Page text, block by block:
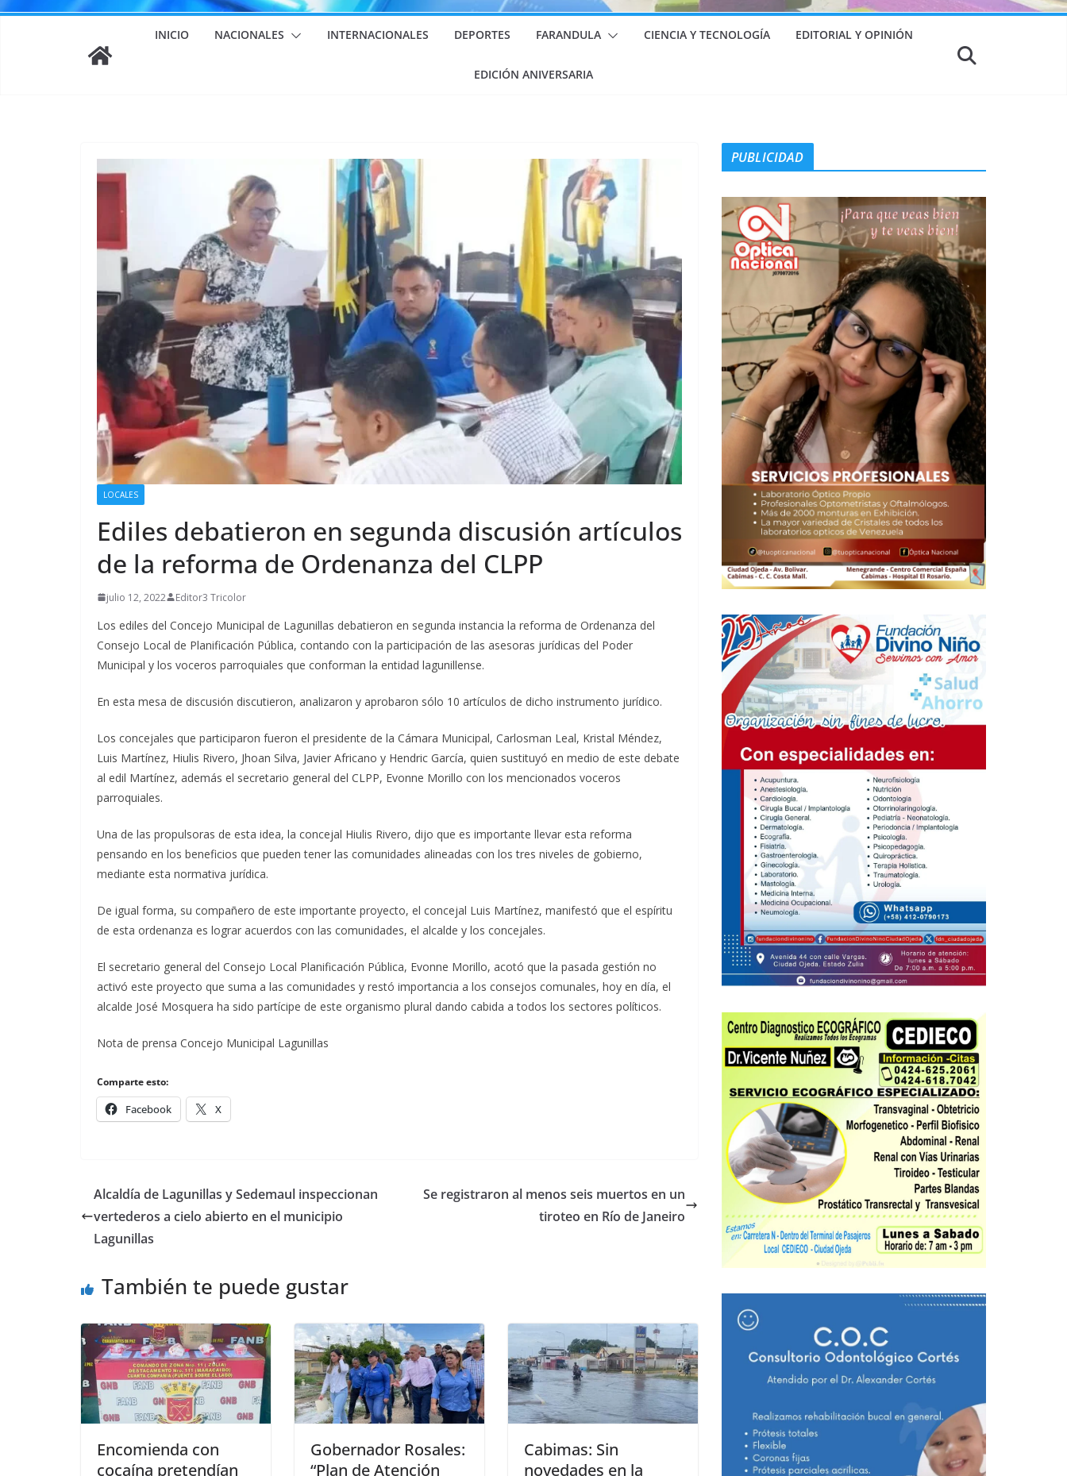
INICIO NACIONALES INTERNACIONALES DEPORTES FARANDULA CIENCIA Y TECNOLOGÍA EDITORIAL Y OPINIÓN
EDICIÓN ANIVERSARIA
LOCALES
Ediles debatieron en segunda discusión artículos
de la reforma de Ordenanza del CLPP
julio 12, 2022 Editor3 Tricolor
Los ediles del Concejo Municipal de Lagunillas debatieron en segunda instancia la reforma de Ordenanza del
Consejo Local de Planificación Pública, contando con la participación de las asesoras jurídicas del Poder
Municipal y los voceros parroquiales que conforman la entidad lagunillense.
En esta mesa de discusión discutieron, analizaron y aprobaron sólo 10 artículos de dicho instrumento jurídico.
Los concejales que participaron fueron el presidente de la Cámara Municipal, Carlosman Leal, Kristal Méndez,
Luis Martínez, Hiulis Rivero, Jhoan Silva, Javier Africano y Hendric García, quien sustituyó en medio de este debate
al edil Martínez, además el secretario general del CLPP, Evonne Morillo con los mencionados voceros
parroquiales.
Una de las propulsoras de esta idea, la concejal Hiulis Rivero, dijo que es importante llevar esta reforma
pensando en los beneficios que pueden tener las comunidades alineadas con los tres niveles de gobierno,
mediante esta normativa jurídica.
De igual forma, su compañero de este importante proyecto, el concejal Luis Martínez, manifestó que el espíritu
de esta ordenanza es lograr acuerdos con las comunidades, el alcalde y los concejales.
El secretario general del Consejo Local Planificación Pública, Evonne Morillo, acotó que la pasada gestión no
activó este proyecto que suma a las comunidades y restó importancia a los consejos comunales, hoy en día, el
alcalde José Mosquera ha sido partícipe de este organismo plural dando cabida a todos los sectores políticos.
Nota de prensa Concejo Municipal Lagunillas
Comparte esto:
Facebook X
Alcaldía de Lagunillas y Sedemaul inspeccionan
vertederos a cielo abierto en el municipio
Lagunillas
Se registraron al menos seis muertos en un
tiroteo en Río de Janeiro
También te puede gustar
Encomienda con
cocaína pretendían
Gobernador Rosales:
“Plan de Atención
Cabimas: Sin
novedades en la
PUBLICIDAD